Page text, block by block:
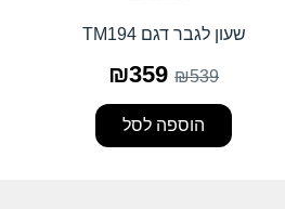
שעון לגבר דגם TM194
₪539
₪359
הוספה לסל